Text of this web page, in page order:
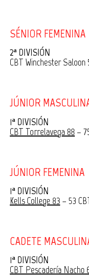
SÉNIOR FEMENINA
2ª DIVISIÓN
CBT Winchester Saloon
JÚNIOR
1ª DIVISIÓN
CBT Torrelavega 88 –
JÚNIOR FEMENINA
1ª DIVISIÓN
Kells College 83 – 53
CADETE
1ª DIVISIÓN
CBT Pescadería Nacho